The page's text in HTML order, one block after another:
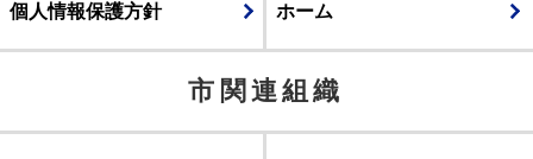
個人情報保護方針 ホーム
市関連組織